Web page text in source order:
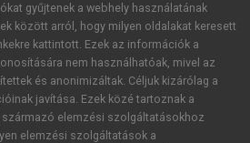
gyűjtenek a webhely használatának
között arról, hogy milyen oldalakat keresett
kattintott. Ezek az információk a
nem használhatóak, mivel az
és anonimizáltak. Céljuk kizárólag a
javítása. Ezek közé tartoznak a
származó elemzési szolgáltatásokhoz
elemzési szolgáltatások a